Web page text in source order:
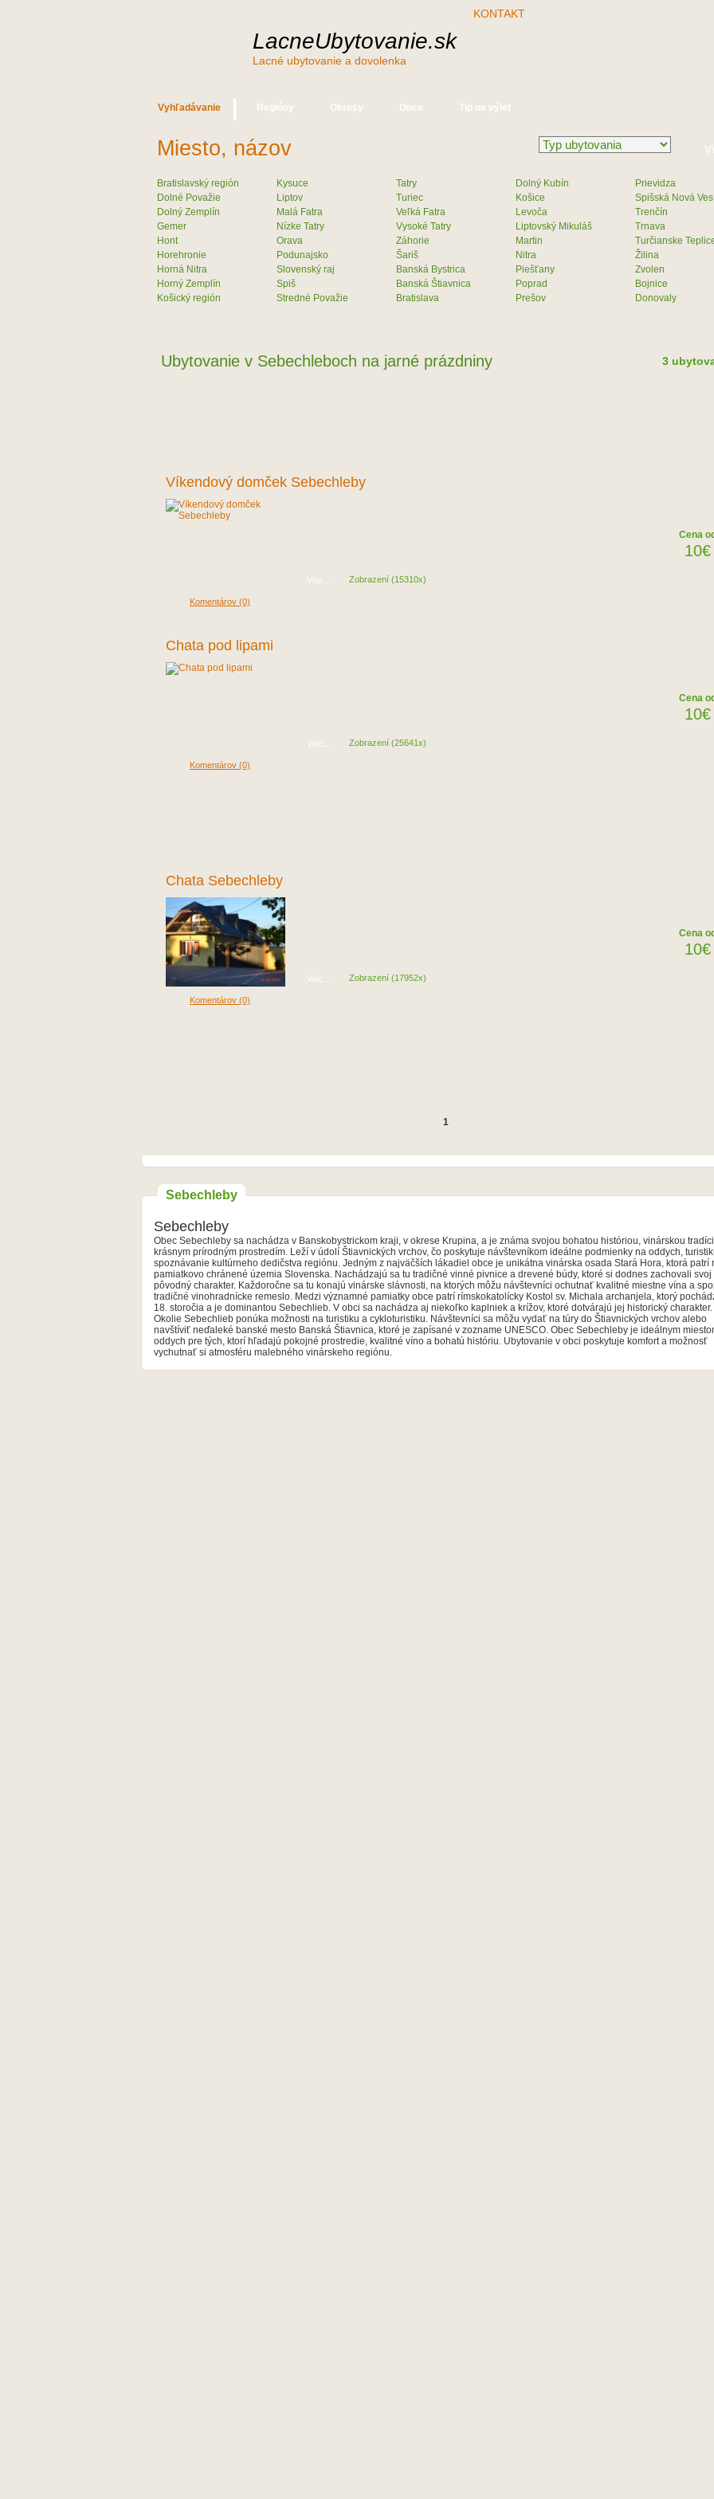
LacneUbytovanie.sk
Lacné ubytovanie a dovolenka
KONTAKT
Vyhľadávanie Regióny Okresy Obce Tip na výlet
Miesto, názov
Bratislavský región
Dolné Považie
Dolný Zemplín
Gemer
Hont
Horehronie
Horná Nitra
Horný Zemplín
Košický región
Kysuce
Liptov
Malá Fatra
Nízke Tatry
Orava
Podunajsko
Slovenský raj
Spiš
Stredné Považie
Tatry
Turiec
Veľká Fatra
Vysoké Tatry
Záhorie
Šariš
Banská Bystrica
Banská Štiavnica
Bratislava
Dolný Kubín
Košice
Levoča
Liptovský Mikuláš
Martin
Nitra
Piešťany
Poprad
Prešov
Prievidza
Spišská Nová Ves
Trenčín
Trnava
Turčianske
Žilina
Zvolen
Bojnice
Donovaly
3
Ubytovanie v Sebechleboch na jarné prázdniny
Víkendový domček Sebechleby
Cena
10€
Viac... Zobrazení (15310x)
Komentárov (0)
Chata pod lipami
Cena
10€
Viac... Zobrazení (25641x)
Komentárov (0)
Chata Sebechleby
Cena
10€
Viac... Zobrazení (17952x)
Komentárov (0)
1
Sebechleby
Sebechleby
Obec Sebechleby sa nachádza v Banskobystrickom kraji, v okrese Krupina, a je známa svojou bohatou históriou, vinárskou
krásnym prírodným prostredím. Leží v údolí Štiavnických vrchov, čo poskytuje návštevníkom ideálne podmienky na oddych,
spoznávanie kultúrneho dedičstva regiónu. Jedným z najväčších lákadiel obce je unikátna vinárska osada Stará Hora, ktorá patrí medzi
pamiatkovo chránené územia Slovenska. Nachádzajú sa tu tradičné vinné pivnice a drevené búdy, ktoré si dodnes zachovali svoj
pôvodný charakter. Každoročne sa tu konajú vinárske slávnosti, na ktorých môžu návštevníci ochutnať kvalitné miestne vína a
tradičné vinohradnícke remeslo. Medzi významné pamiatky obce patrí rímskokatolícky Kostol sv. Michala archanjela, ktorý pochádza z
18. storočia a je dominantou Sebechlieb. V obci sa nachádza aj niekoľko kaplniek a krížov, ktoré dotvárajú jej historický charakter.
Okolie Sebechlieb ponúka možnosti na turistiku a cykloturistiku. Návštevníci sa môžu vydať na túry do Štiavnických vrchov alebo
navštíviť neďaleké banské mesto Banská Štiavnica, ktoré je zapísané v zozname UNESCO. Obec Sebechleby je ideálnym miestom na
oddych pre tých, ktorí hľadajú pokojné prostredie, kvalitné víno a bohatú históriu. Ubytovanie v obci poskytuje komfort a možnosť
vychutnať si atmosféru malebného vinárskeho regiónu.